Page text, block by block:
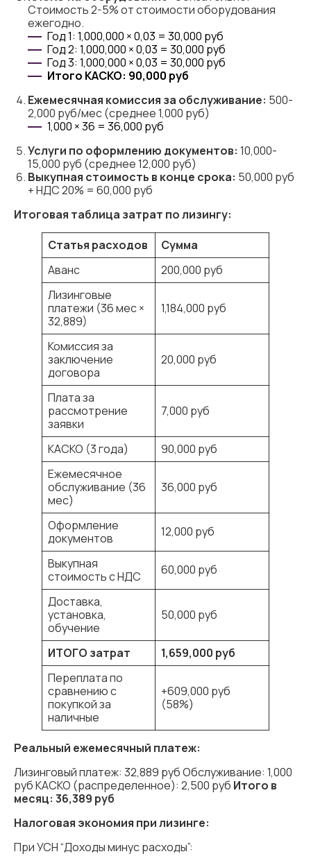
Стоимость 2-5% от стоимости оборудования
ежегодно.
Год 1: 1,000,000 × 0,03 = 30,000 руб
Год 2: 1,000,000 × 0,03 = 30,000 руб
Год 3: 1,000,000 × 0,03 = 30,000 руб
Итого КАСКО: 90,000 руб
Ежемесячная комиссия за обслуживание: 500-
2,000 руб/мес (среднее 1,000 руб)
1,000 × 36 = 36,000 руб
Услуги по оформлению документов: 10,000-
15,000 руб (среднее 12,000 руб)
Выкупная стоимость в конце срока: 50,000 руб
+ НДС 20% = 60,000 руб
Итоговая таблица затрат по лизингу:
Статья расходов
Сумма
Аванс
200,000 руб
Лизинговые
платежи (36 мес ×
32,889)
1,184,000 руб
Комиссия за
заключение
договора
20,000 руб
Плата за
рассмотрение
заявки
7,000 руб
КАСКО (3 года)
90,000 руб
Ежемесячное
обслуживание (36
мес)
36,000 руб
Оформление
документов
12,000 руб
Выкупная
стоимость с НДС
60,000 руб
Доставка,
установка,
обучение
50,000 руб
ИТОГО затрат 1,659,000 руб
Переплата по
сравнению с
покупкой за
наличные
+609,000 руб
(58%)
Реальный ежемесячный платеж:
Лизинговый платеж: 32,889 руб Обслуживание: 1,000
руб КАСКО (распределенное): 2,500 руб Итого в
месяц: 36,389 руб
Налоговая экономия при лизинге:
При УСН “Доходы минус расходы”: